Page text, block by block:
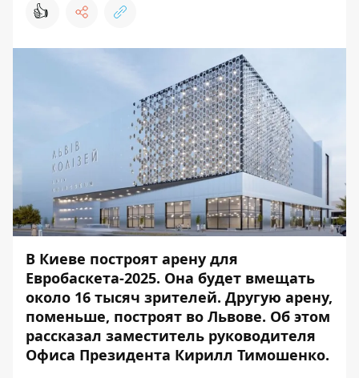
👍
В Киеве построят арену для
Евробаскета-2025. Она будет вмещать
около 16 тысяч зрителей. Другую арену,
поменьше, построят во Львове. Об этом
рассказал заместитель руководителя
Офиса Президента Кирилл Тимошенко.